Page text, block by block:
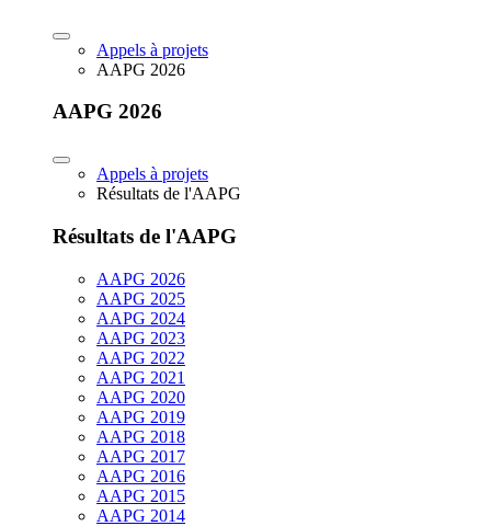
Appels à projets
AAPG 2026
AAPG 2026
Appels à projets
Résultats de l'AAPG
Résultats de l'AAPG
AAPG 2026
AAPG 2025
AAPG 2024
AAPG 2023
AAPG 2022
AAPG 2021
AAPG 2020
AAPG 2019
AAPG 2018
AAPG 2017
AAPG 2016
AAPG 2015
AAPG 2014